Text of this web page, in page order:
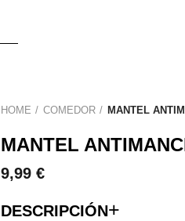
HOME COMEDOR MANTEL
MANTEL
9,99 €
DESCRIPCIÓN+